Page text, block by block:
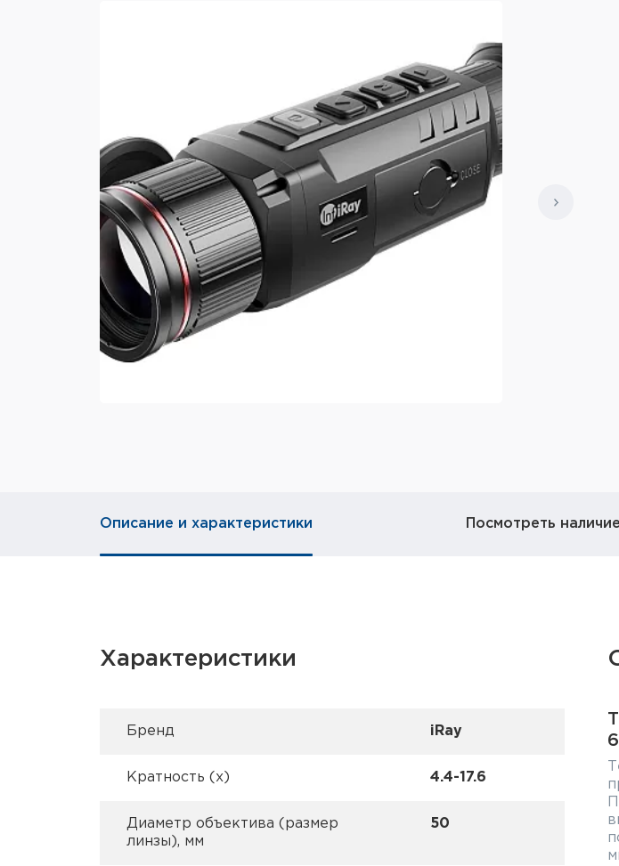
Описание и характеристики Посмотреть наличие
Характеристики
Брeнд iRay
Кратность (х) 4.4-17.6
Диаметр объектива (размер
линзы), мм
50